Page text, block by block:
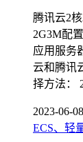
腾讯云2
2G3M配
应用服务
云和腾讯
择方法：
2023-06-08
ECS、轻